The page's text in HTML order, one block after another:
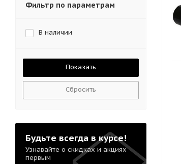
Фильтр по параметрам
В наличии
Сбросить
Будьте всегда в курсе!
Узнавайте о скидках и акциях
первым